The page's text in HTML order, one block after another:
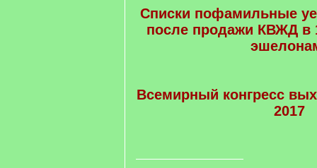
Списки пофамильные
после продажи КВЖД в
Всемирный конгресс
2017